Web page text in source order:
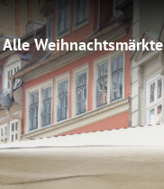
Alle Weihnachtsmärkte